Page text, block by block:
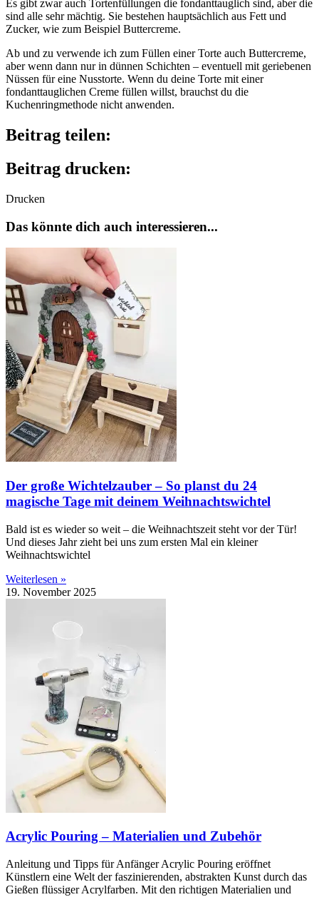
Es gibt zwar auch Tortenfüllungen die fondanttauglich sind, aber die
sind alle sehr mächtig. Sie bestehen hauptsächlich aus Fett und
Zucker, wie zum Beispiel Buttercreme.
Ab und zu verwende ich zum Füllen einer Torte auch Buttercreme,
aber wenn dann nur in dünnen Schichten – eventuell mit geriebenen
Nüssen für eine Nusstorte. Wenn du deine Torte mit einer
fondanttauglichen Creme füllen willst, brauchst du die
Kuchenringmethode nicht anwenden.
Beitrag teilen:
Beitrag drucken:
Drucken
Das könnte dich auch interessieren...
Der große Wichtelzauber – So planst du 24
magische Tage mit deinem Weihnachtswichtel
Bald ist es wieder so weit – die Weihnachtszeit steht vor der Tür!
Und dieses Jahr zieht bei uns zum ersten Mal ein kleiner
Weihnachtswichtel
Weiterlesen »
19. November 2025
Acrylic Pouring – Materialien und Zubehör
Anleitung und Tipps für Anfänger Acrylic Pouring eröffnet
Künstlern eine Welt der faszinierenden, abstrakten Kunst durch das
Gießen flüssiger Acrylfarben. Mit den richtigen Materialien und